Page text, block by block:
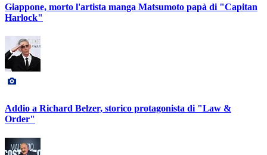
Giappone, morto l'artista manga Matsumoto papà di "Capitan
Harlock"
Addio a Richard Belzer, storico protagonista di "Law &
Order"